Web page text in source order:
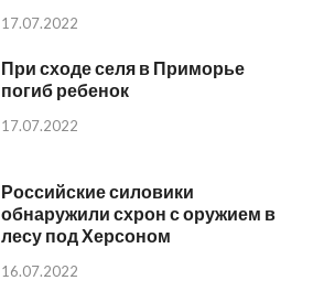
17.07.2022
При сходе селя в Приморье
погиб ребенок
17.07.2022
Российские силовики
обнаружили схрон с оружием в
лесу под Херсоном
16.07.2022